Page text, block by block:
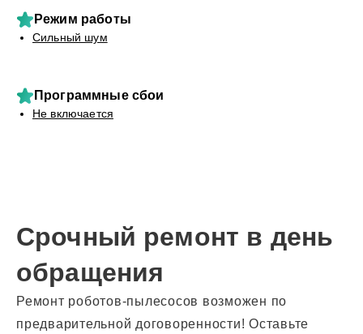
Режим работы
Сильный шум
Программные сбои
Не включается
Срочный ремонт в день
обращения
Ремонт роботов-пылесосов возможен по
предварительной договоренности! Оставьте